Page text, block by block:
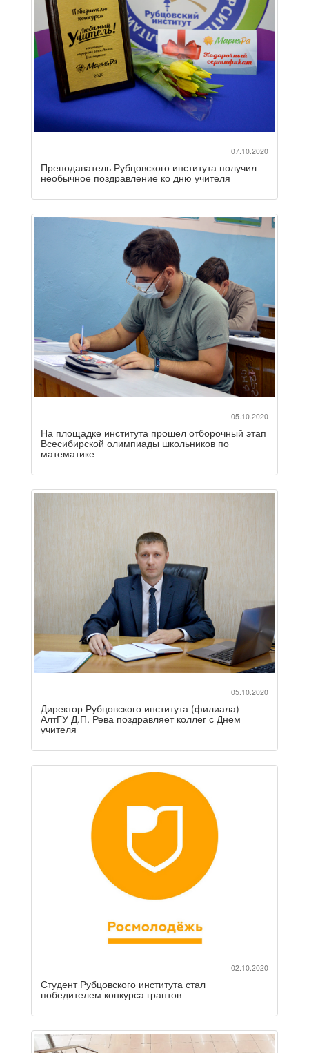
07.10.2020
Преподаватель Рубцовского института получил
необычное поздравление ко дню учителя
05.10.2020
На площадке института прошел отборочный этап
Всесибирской олимпиады школьников по
математике
05.10.2020
Директор Рубцовского института (филиала)
АлтГУ Д.П. Рева поздравляет коллег с Днем
учителя
02.10.2020
Студент Рубцовского института стал
победителем конкурса грантов